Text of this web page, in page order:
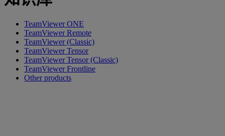
TeamViewer ONE
TeamViewer Remote
TeamViewer (Classic)
TeamViewer Tensor
TeamViewer Tensor (Classic)
TeamViewer Frontline
Other products